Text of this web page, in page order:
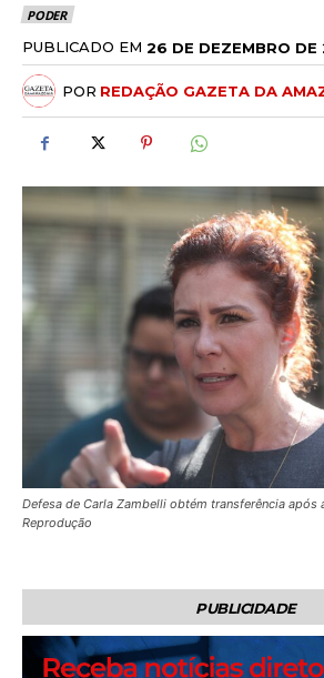
PODER
PUBLICADO EM 26 DE DEZEMBRO DE
POR REDAÇÃO GAZETA DA
Defesa de Carla Zambelli obtém transferência após
Reprodução
PUBLICIDADE